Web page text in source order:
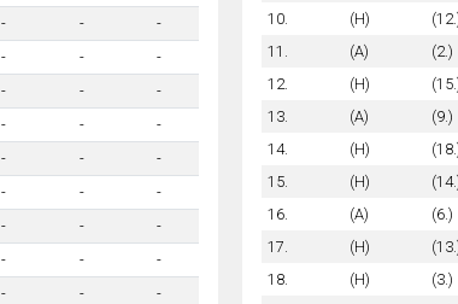
- -
-
- -
-
- -
-
- -
-
- -
-
- -
-
- -
-
- -
-
- -
-
10.
(H)
11.
(A) (2.)
12.
(H)
13.
(A) (9.)
14.
(H)
15.
(H)
16.
(A) (6.)
17.
(H)
18.
(H) (3.)